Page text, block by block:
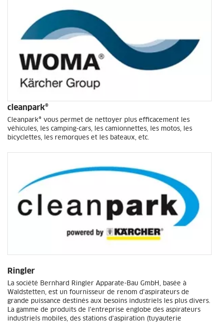
cleanpark®
Cleanpark® vous permet de nettoyer plus efficacement les
véhicules, les camping-cars, les camionnettes, les motos, les
bicyclettes, les remorques et les bateaux, etc.
Ringler
La société Bernhard Ringler Apparate-Bau GmbH, basée à
Waldstetten, est un fournisseur de renom d'aspirateurs de
grande puissance destinés aux besoins industriels les plus divers.
La gamme de produits de l'entreprise englobe des aspirateurs
industriels mobiles, des stations d'aspiration (tuyauterie